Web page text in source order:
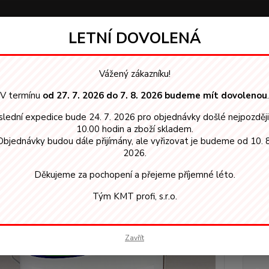
Nordica EKO - krycí TEKNOS Nordica EKO RAL 6019 krycí barva 5,00 L
Nordica EKO RAL 6019
lak
LETNÍ DOVOLENÁ
Vážený zákazníku!
V termínu od 27. 7. 2026 do 7. 8. 2026 budeme mít dovolenou.
expedice bude 24. 7. 2026 pro objednávky došlé
10.00 hodin a zboží skladem.
budou dále přijímány, ale vyřizovat je budeme od 10.
2026.
Děkujeme za pochopení a přejeme příjemné léto.
Tým KMT profi, s.r.o.
Zavřít